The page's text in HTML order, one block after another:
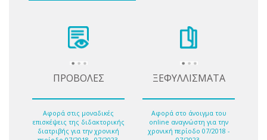
ΠΡΟΒΟΛΕΣ
Αφορά στις μοναδικές
επισκέψεις της διδακτορικής
διατριβής για την χρονική
ΞΕΦΥΛΛΙΣΜΑΤΑ
Αφορά στο άνοιγμα του
online αναγνώστη για την
χρονική περίοδο 07/2018 -